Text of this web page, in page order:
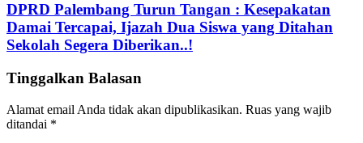
DPRD Palembang Turun Tangan : Kesepakatan
Damai Tercapai, Ijazah Dua Siswa yang Ditahan
Sekolah Segera Diberikan..!
Tinggalkan Balasan
Alamat email Anda tidak akan dipublikasikan. Ruas yang wajib
ditandai *